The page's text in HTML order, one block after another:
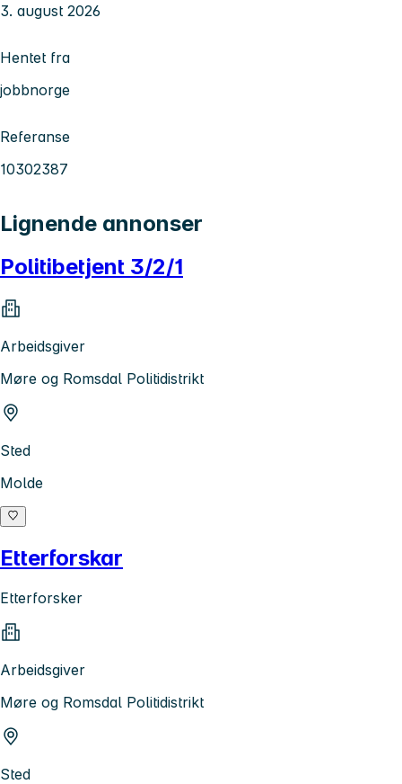
3. august 2026
Hentet fra
jobbnorge
Referanse
10302387
Lignende annonser
Politibetjent 3/2/1
Arbeidsgiver
Møre og Romsdal Politidistrikt
Sted
Molde
Etterforskar
Etterforsker
Arbeidsgiver
Møre og Romsdal Politidistrikt
Sted